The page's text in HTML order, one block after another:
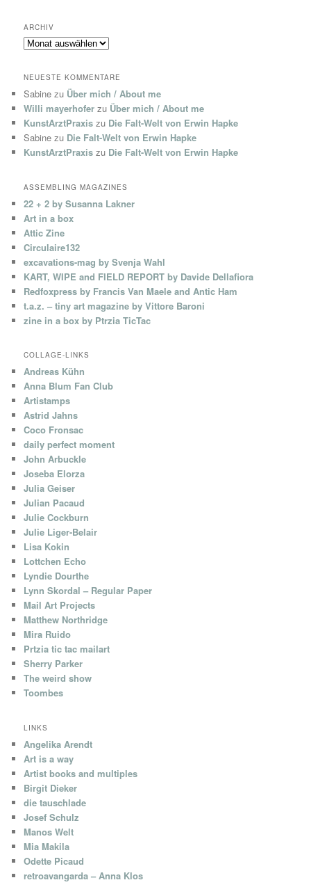
ARCHIV
Archiv
NEUESTE KOMMENTARE
Sabine zu Über mich / About me
Willi mayerhofer zu Über mich / About me
KunstArztPraxis zu Die Falt-Welt von Erwin Hapke
Sabine zu Die Falt-Welt von Erwin Hapke
KunstArztPraxis zu Die Falt-Welt von Erwin Hapke
ASSEMBLING MAGAZINES
22 + 2 by Susanna Lakner
Art in a box
Attic Zine
Circulaire132
excavations-mag by Svenja Wahl
KART, WIPE and FIELD REPORT by Davide Dellafiora
Redfoxpress by Francis Van Maele and Antic Ham
t.a.z. – tiny art magazine by Vittore Baroni
zine in a box by Ptrzia TicTac
COLLAGE-LINKS
Andreas Kühn
Anna Blum Fan Club
Artistamps
Astrid Jahns
Coco Fronsac
daily perfect moment
John Arbuckle
Joseba Elorza
Julia Geiser
Julian Pacaud
Julie Cockburn
Julie Liger-Belair
Lisa Kokin
Lottchen Echo
Lyndie Dourthe
Lynn Skordal – Regular Paper
Mail Art Projects
Matthew Northridge
Mira Ruido
Prtzia tic tac mailart
Sherry Parker
The weird show
Toombes
LINKS
Angelika Arendt
Art is a way
Artist books and multiples
Birgit Dieker
die tauschlade
Josef Schulz
Manos Welt
Mia Makila
Odette Picaud
retroavangarda – Anna Klos